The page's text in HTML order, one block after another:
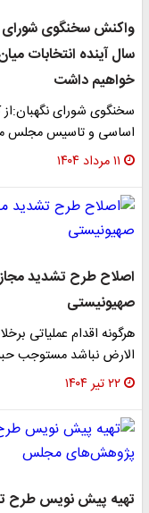
خواهیم داشت
سخنگوی شورای نگهبان:از
اساسی و تاسیس مجلس
۱۱ مرداد ۱۴۰۴
اصلاح طرح تشدید
صهیونیستی
هرگونه اقدام عملیاتی
الارض نباشد مستوجب
۲۲ تیر ۱۴۰۴
تهیه پیش نویس طرح